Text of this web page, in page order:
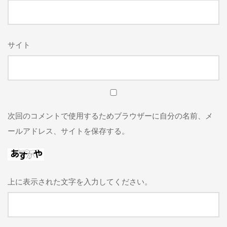
サイト
次回のコメントで使用するためブラウザーに自分の名前、メ
ールアドレス、サイトを保存する。
上に表示された文字を入力してください。